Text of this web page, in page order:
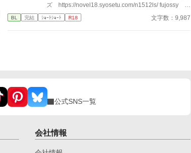
ズ https://novel18.syosetu.com/n1512ls/ fujossy ht
tps://fujossy.jp/books/31185
BL 完結 ｼｮｰﾄｼｮｰﾄ R18 文字数：9,987
公式SNS一覧
会社情報